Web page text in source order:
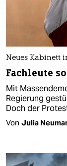
Neues Kabinett
Fachleute
Mit
Regierung
Doch der
Von Julia